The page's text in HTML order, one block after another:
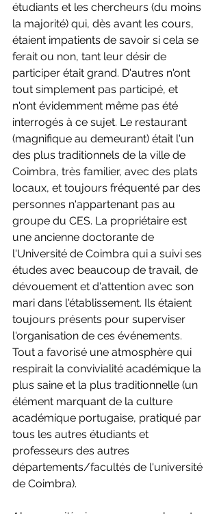
étudiants et les chercheurs (du moins
la majorité) qui, dès avant les cours,
étaient impatients de savoir si cela se
ferait ou non, tant leur désir de
participer était grand. D'autres n'ont
tout simplement pas participé, et
n'ont évidemment même pas été
interrogés à ce sujet. Le restaurant
(magnifique au demeurant) était l'un
des plus traditionnels de la ville de
Coimbra, très familier, avec des plats
locaux, et toujours fréquenté par des
personnes n'appartenant pas au
groupe du CES. La propriétaire est
une ancienne doctorante de
l'Université de Coimbra qui a suivi ses
études avec beaucoup de travail, de
dévouement et d'attention avec son
mari dans l'établissement. Ils étaient
toujours présents pour superviser
l'organisation de ces événements.
Tout a favorisé une atmosphère qui
respirait la convivialité académique la
plus saine et la plus traditionnelle (un
élément marquant de la culture
académique portugaise, pratiqué par
tous les autres étudiants et
professeurs des autres
départements/facultés de l'université
de Coimbra).